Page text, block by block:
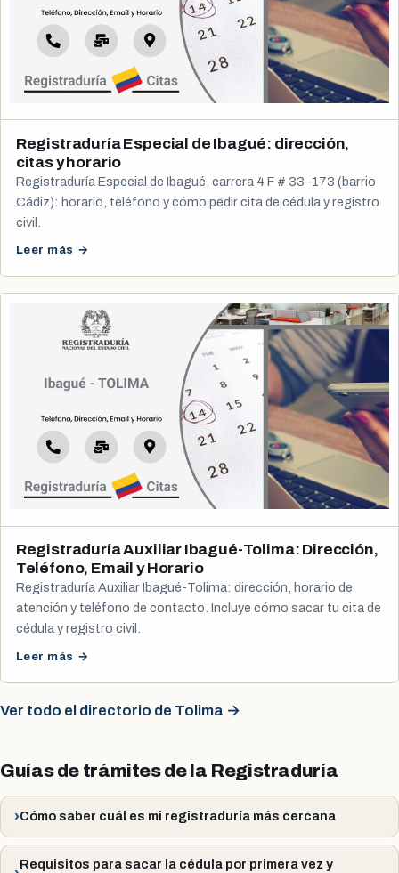
Registraduría Especial de Ibagué: dirección,
citas y horario
Registraduría Especial de Ibagué, carrera 4 F # 33-173 (barrio
Cádiz): horario, teléfono y cómo pedir cita de cédula y registro
civil.
Leer más →
Registraduría Auxiliar Ibagué-Tolima: Dirección,
Teléfono, Email y Horario
Registraduría Auxiliar Ibagué-Tolima: dirección, horario de
atención y teléfono de contacto. Incluye cómo sacar tu cita de
cédula y registro civil.
Leer más →
Ver todo el directorio de Tolima →
Guías de trámites de la Registraduría
Cómo saber cuál es mi registraduría más cercana
Requisitos para sacar la cédula por primera vez y